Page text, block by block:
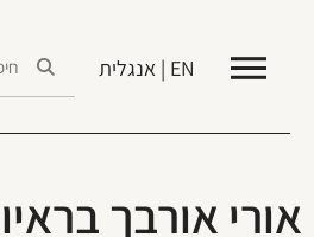
EN | אנגלית
אורי אורבך